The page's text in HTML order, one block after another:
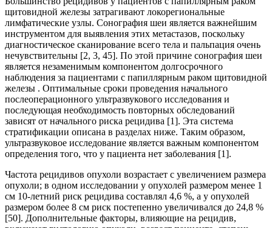
щитовидной железы затрагивают локорегиональные
лимфатические узлы. Сонография шеи является важнейшим
инструментом для выявления этих метастазов, поскольку
диагностическое сканирование всего тела и пальпация очень
нечувствительны [2, 3, 45]. По этой причине сонография шеи
является незаменимым компонентом долгосрочного
наблюдения за пациентами с папиллярным раком щитовидной
железы . Оптимальные сроки проведения начального
послеоперационного ультразвукового исследования и
последующая необходимость повторных обследований
зависят от начального риска рецидива [1]. Эта система
стратификации описана в разделах ниже. Таким образом,
ультразвуковое исследование является важным компонентом
определения того, что у пациента нет заболевания [1].
Частота рецидивов опухоли возрастает с увеличением размера
опухоли; в одном исследовании у опухолей размером менее 1
см 10-летний риск рецидива составлял 4,6 %, а у опухолей
размером более 8 см риск постепенно увеличивался до 24,8 %
[50]. Дополнительные факторы, влияющие на рецидив,